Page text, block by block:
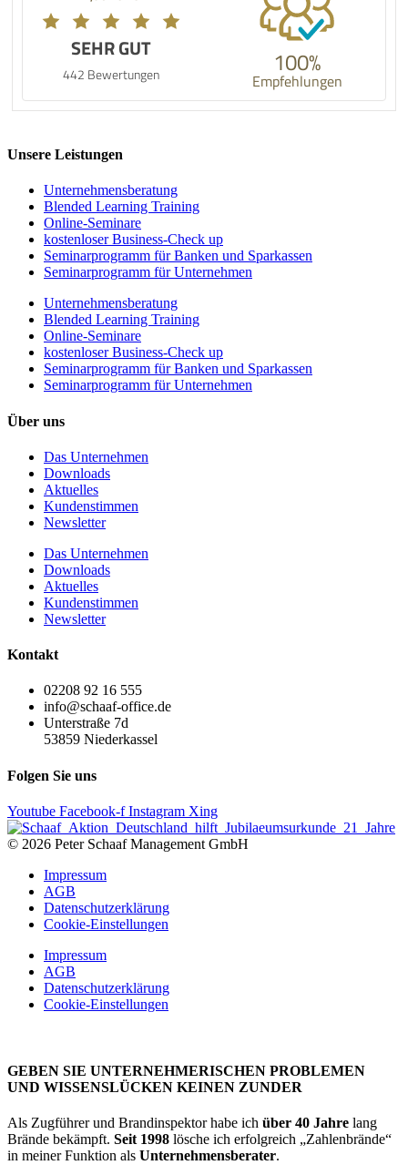
SEHR GUT
442 Bewertungen 100%
Empfehlungen
Unsere Leistungen
Unternehmens­beratung
Blended Learning Training
Online-Seminare
kostenloser Business-Check up
Seminarprogramm für Banken und Sparkassen
Seminarprogramm für Unternehmen
Unternehmens­beratung
Blended Learning Training
Online-Seminare
kostenloser Business-Check up
Seminarprogramm für Banken und Sparkassen
Seminarprogramm für Unternehmen
Über uns
Das Unternehmen
Downloads
Aktuelles
Kundenstimmen
Newsletter
Das Unternehmen
Downloads
Aktuelles
Kundenstimmen
Newsletter
Kontakt
02208 92 16 555
info@schaaf-office.de
Unterstraße 7d
53859 Niederkassel
Folgen Sie uns
Youtube Facebook-f Instagram Xing
© 2026 Peter Schaaf Management GmbH
Impressum
AGB
Datenschutzerklärung
Cookie-Einstellungen
Impressum
AGB
Datenschutzerklärung
Cookie-Einstellungen
GEBEN SIE UNTERNEHMERISCHEN PROBLEMEN
UND WISSENSLÜCKEN KEINEN ZUNDER
Als Zugführer und Brandinspektor habe ich über 40 Jahre lang
Brände bekämpft. Seit 1998 lösche ich erfolgreich „Zahlenbrände“
in meiner Funktion als Unternehmensberater.